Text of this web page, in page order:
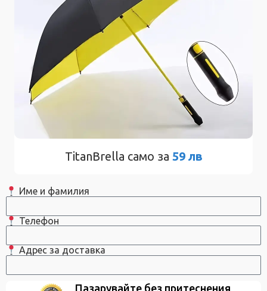
TitanBrella само за 59 лв
Име и фамилия
Телефон
Адрес за доставка
Пазарувайте без притеснения